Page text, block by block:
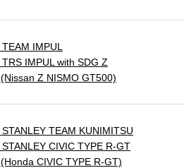
TEAM IMPUL
TRS IMPUL with SDG Z
(Nissan Z NISMO GT500)
STANLEY TEAM KUNIMITSU
STANLEY CIVIC TYPE R-GT
(Honda CIVIC TYPE R-GT)